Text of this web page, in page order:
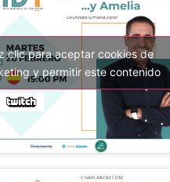
clic para aceptar cookies de
y permitir este contenido